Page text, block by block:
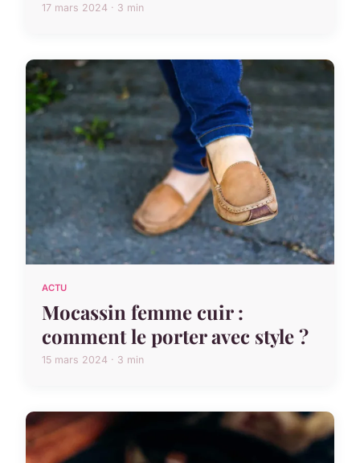
17 mars 2024 · 3 min
ACTU
Mocassin femme cuir :
comment le porter avec style ?
15 mars 2024 · 3 min